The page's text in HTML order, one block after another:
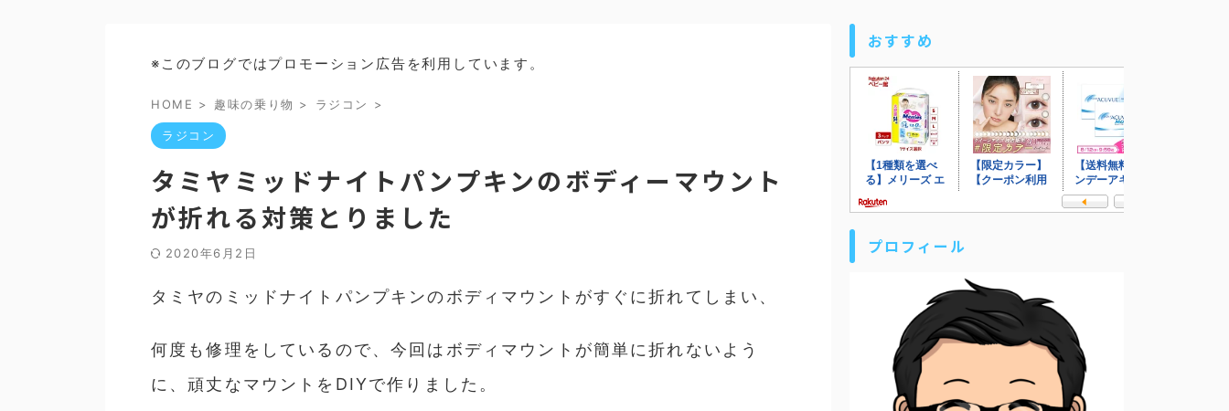
※このブログではプロモーション広告を利用しています。
HOME > 趣味の乗り物 > ラジコン >
ラジコン
タミヤミッドナイトパンプキンのボディーマウント
が折れる対策とりました
2020年6月2日
タミヤのミッドナイトパンプキンのボディマウントがすぐに折れてしまい、
何度も修理をしているので、今回はボディマウントが簡単に折れないよう
に、頑丈なマウントをDIYで作りました。
おすすめ
プロフィール